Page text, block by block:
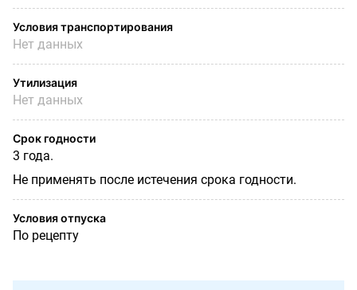
Условия транспортирования
Нет данных
Утилизация
Нет данных
Срок годности
3 года.
Не применять после истечения срока годности.
Условия отпуска
По рецепту